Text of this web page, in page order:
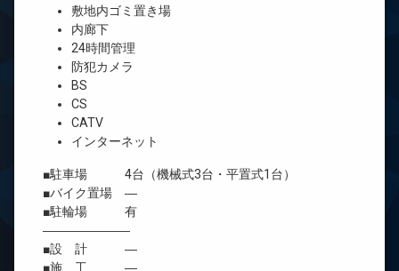
敷地内ゴミ置き場
内廊下
24時間管理
防犯カメラ
BS
CS
CATV
インターネット
■駐車場 4台（機械式3台・平置式1台）
■バイク置場 ―
■駐輪場 有
―――――――
■設 計 ―
■施 工 ―